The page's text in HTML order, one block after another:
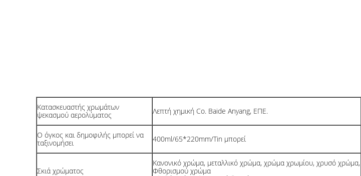
Κατασκευαστής χρωμάτων
ψεκασμού αερολύματος
Λεπτή χημική Co. Baide Anyang, ΕΠΕ.
Ο όγκος και δημοφιλής μπορεί να
ταξινομήσει
400ml/65*220mm/Tin μπορεί
Σκιά χρώματος
Κανονικό χρώμα, μεταλλικό χρώμα, χρώμα χρωμίου, χρυσό χρώμα,
Φθορισμού χρώμα